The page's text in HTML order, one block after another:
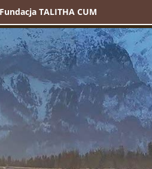
Fundacja TALITHA CUM